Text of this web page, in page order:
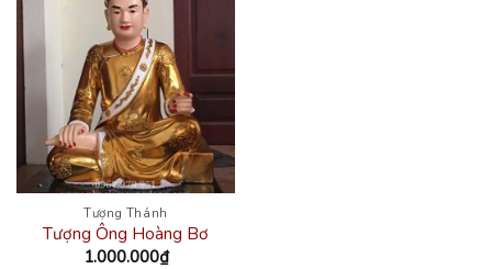
Tượng Thánh
Tượng Ông Hoàng Bơ
1.000.000₫